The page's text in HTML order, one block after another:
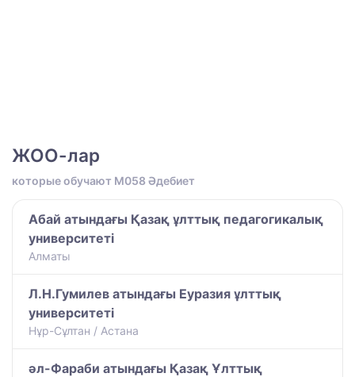
ЖОО-лар
которые обучают M058 Әдебиет
Абай атындағы Қазақ ұлттық педагогикалық
университеті
Алматы
Л.Н.Гумилев атындағы Еуразия ұлттық
университеті
Нұр-Сұлтан / Астана
әл-Фараби атындағы Қазақ Ұлттық